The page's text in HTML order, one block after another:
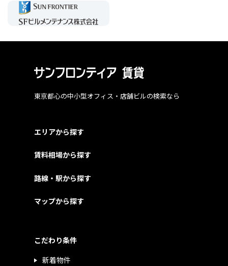
東京都心の中小型オフィス・店舗ビルの検索なら
エリアから探す
賃料相場から探す
路線・駅から探す
マップから探す
こだわり条件
新着物件